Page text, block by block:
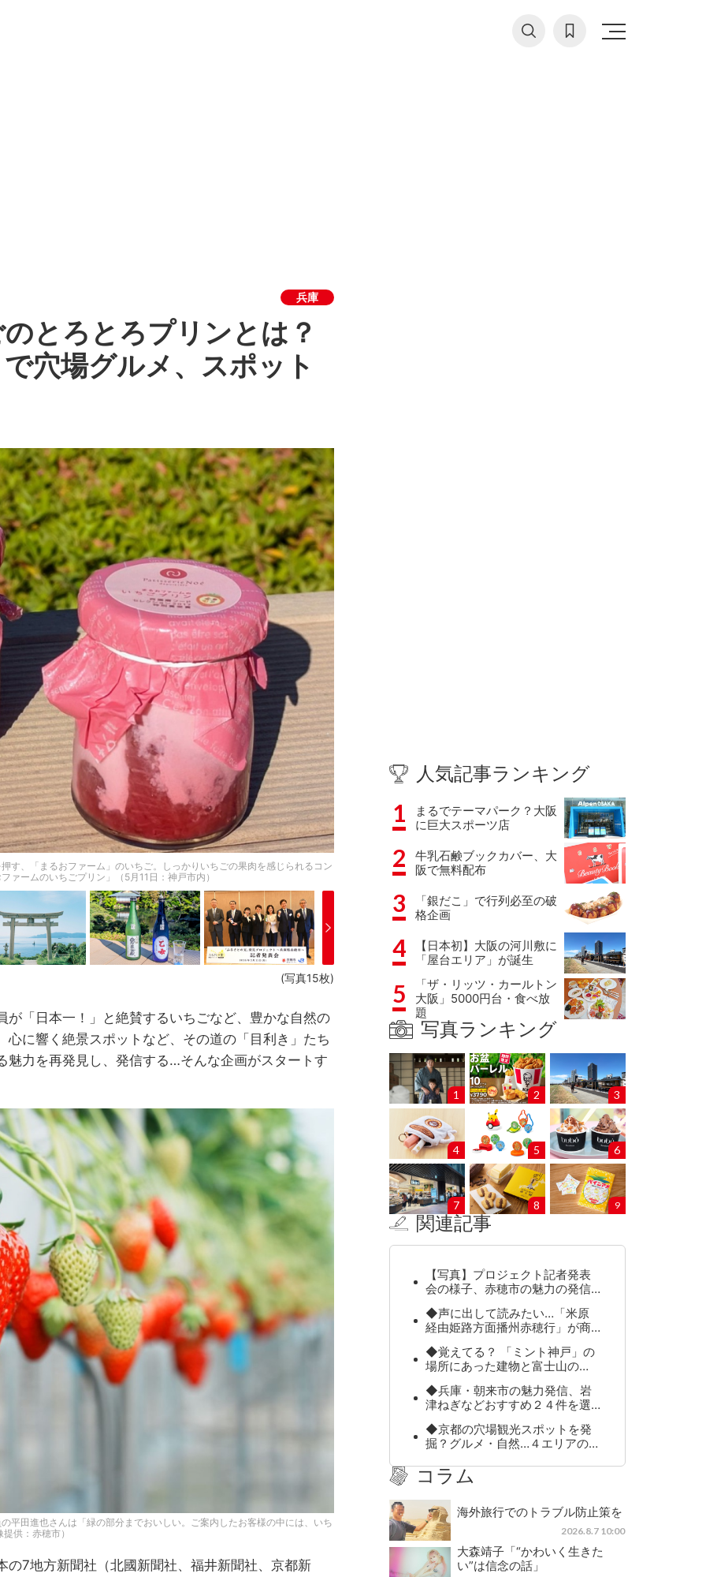
兵庫
とろとろプリンとは？
穴場グルメ、スポット
す、「まるおファーム」のいちご。しっかりいちごの果肉を感じられるコン
ァームのいちごプリン」（5月11日：神戸市内）
(写真15枚)
「日本一！」と絶賛するいちごなど、豊かな自然の
に響く絶景スポットなど、その道の「目利き」たち
魅力を再発見し、発信する…そんな企画がスタートす
平田進也さんは「緑の部分までおいしい。ご案内したお客様の中には、いち
供：赤穂市）
7地方新聞社（北國新聞社、福井新聞社、京都新
人気記事ランキング
1
まるでテーマパーク？大阪
に巨大スポーツ店
2
牛乳石鹸ブックカバー、大
阪で無料配布
3
「銀だこ」で行列必至の破
格企画
4
【日本初】大阪の河川敷に
「屋台エリア」が誕生
5
「ザ・リッツ・カールトン
大阪」5000円台・食べ放
題
写真ランキング
1 2 3
4 5 6
7 8 9
関連記事
【写真】プロジェクト記者発表
会の様子、赤穂市の魅力の発信…
◆声に出して読みたい…「米原
経由姫路方面播州赤穂行」が商…
◆覚えてる？ 「ミント神戸」の
場所にあった建物と富士山の…
◆兵庫・朝来市の魅力発信、岩
津ねぎなどおすすめ２４件を選…
◆京都の穴場観光スポットを発
掘？グルメ・自然…４エリアの…
コラム
海外旅行でのトラブル防止策を
2026.8.7 10:00
大森靖子「“かわいく生きた
い”は信念の話」